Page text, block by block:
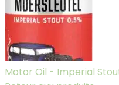
Motor Oil - Imperial